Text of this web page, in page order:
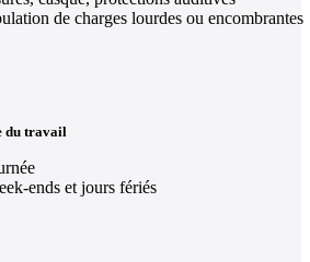
de charges lourdes ou encombrantes
du travail
ends et jours fériés